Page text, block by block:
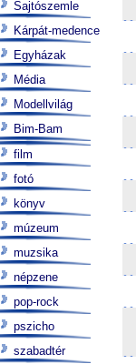
Sajtószemle
Kárpát-medence
Egyházak
Média
Modellvilág
Bim-Bam
film
fotó
könyv
múzeum
muzsika
népzene
pop-rock
pszicho
szabadtér